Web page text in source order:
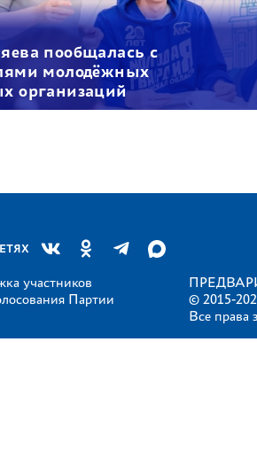
пообщалась с
молодёжных
организаций
участников
Партии
© 2015-
Все